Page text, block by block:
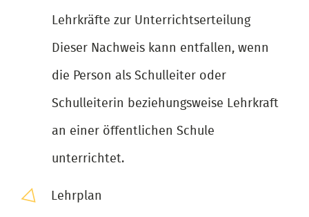
Lehrkräfte zur Unterrichtserteilung
Dieser Nachweis kann entfallen, wenn
die Person als Schulleiter oder
Schulleiterin beziehungsweise Lehrkraft
an einer öffentlichen Schule
unterrichtet.
Lehrplan